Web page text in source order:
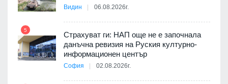
Видин 06.08.2026г.
5
Страхуват ги: НАП още не е започнала
данъчна ревизия на Руския културно-
информационен център
София 02.08.2026г.